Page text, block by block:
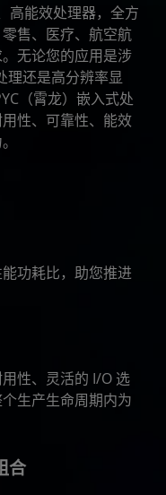
高能效处理器，全方
售、医疗、航空航
无论您的应用是涉
理还是高分辨率显
（霄龙）嵌入式处
性、可靠性、能效
功耗比，助您推进
性、灵活的 I/O 选
生产生命周期内为
合